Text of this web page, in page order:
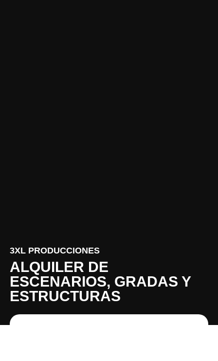
3XL PRODUCCIONES
ALQUILER DE
ESCENARIOS, GRADAS Y
ESTRUCTURAS